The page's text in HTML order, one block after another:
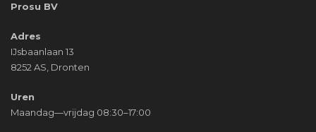
Prosu BV
Adres
IJsbaanlaan 13
8252 AS, Dronten
Uren
Maandag—vrijdag 08:30–17:00